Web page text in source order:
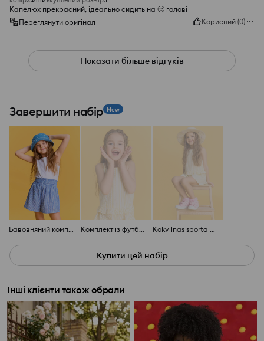
Капелюх прекрасний, ідеально сидить на 🙂 голові
Переглянути оригінал
Корисний (0)
Показати більше відгуків
Завершити набір New
Бавовняний комплект: футболка та шорти Комплект із футболки з шортами Kokvilnas sporta apavi ar ādas zolīti "VESELA PĒDA"
Купити цей набір
Інші клієнти також обрали